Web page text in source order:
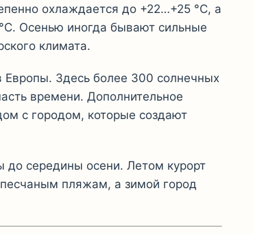
охлаждается до +22…+25 °C, а
Осенью иногда бывают сильные
климата.
Европы. Здесь более 300 солнечных
времени. Дополнительное
с городом, которые создают
до середины осени. Летом курорт
пляжам, а зимой город